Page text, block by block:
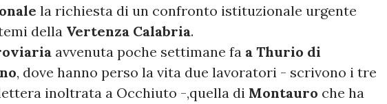
la richiesta di un confronto istituzionale urgente
della Vertenza Calabria.
avvenuta poche settimane fa a Thurio di
, dove hanno perso la vita due lavoratori - scrivono i tre
inoltrata a Occhiuto -,quella di Montauro che ha